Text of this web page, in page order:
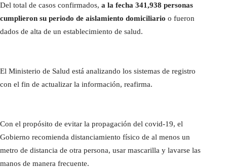
Del total de casos confirmados, a la fecha 341,938 personas
cumplieron su periodo de aislamiento domiciliario o fueron
dados de alta de un establecimiento de salud.
El Ministerio de Salud está analizando los sistemas de registro
con el fin de actualizar la información, reafirma.
Con el propósito de evitar la propagación del covid-19, el
Gobierno recomienda distanciamiento físico de al menos un
metro de distancia de otra persona, usar mascarilla y lavarse las
manos de manera frecuente.